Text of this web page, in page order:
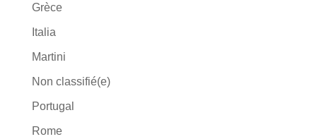
Grèce
Italia
Martini
Non classifié(e)
Portugal
Rome